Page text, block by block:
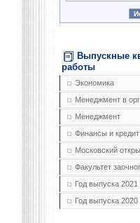
Выпускные
работы
Экономика
Менеджмент в
Менеджмент
Финансы и кредит
Московский
Факультет
Год выпуска 2021
Год выпуска 2020